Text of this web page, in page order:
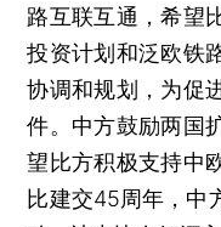
路互联互通，希望
投资计划和泛欧铁
协调和规划，为促
件。中方鼓励两国
望比方积极支持中
比建交45周年，中